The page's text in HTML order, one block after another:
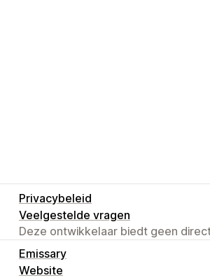
Privacybeleid
Veelgestelde vragen
Deze ontwikkelaar biedt geen
Emissary
Website